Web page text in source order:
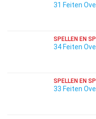
31 Feiten
SPELLEN EN
34 Feiten
SPELLEN EN
33 Feiten